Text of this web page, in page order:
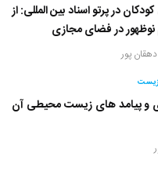
در پرتو اسناد بین المللی: از
نوظهور در فضای مجازی
پور
و پیامد های زیست محیطی آن